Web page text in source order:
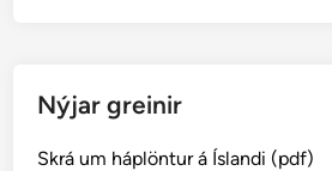
Nýjar greinir
Skrá um háplöntur á Íslandi (pdf)